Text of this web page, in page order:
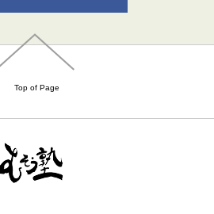
Top of Page